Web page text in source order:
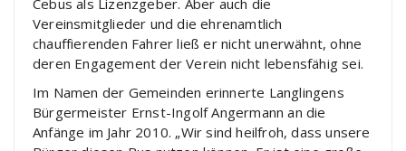
Cebus als Lizenzgeber. Aber auch die
Vereinsmitglieder und die ehrenamtlich
chauffierenden Fahrer ließ er nicht unerwähnt, ohne
deren Engagement der Verein nicht lebensfähig sei.
Im Namen der Gemeinden erinnerte Langlingens
Bürgermeister Ernst-Ingolf Angermann an die
Anfänge im Jahr 2010. „Wir sind heilfroh, dass unsere